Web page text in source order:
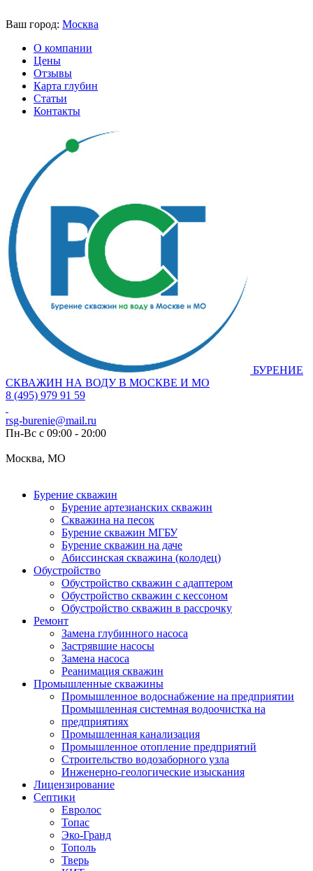
Ваш город: Москва
О компании
Цены
Отзывы
Карта глубин
Статьи
Контакты
БУРЕНИЕ
СКВАЖИН НА ВОДУ В МОСКВЕ И МО
8 (495) 979 91 59
rsg-burenie@mail.ru
Пн-Вс с 09:00 - 20:00
Москва, МО
Бурение скважин
Бурение артезианских скважин
Скважина на песок
Бурение скважин МГБУ
Бурение скважин на даче
Абиссинская скважина (колодец)
Обустройство
Обустройство скважин с адаптером
Обустройство скважин с кессоном
Обустройство скважин в рассрочку
Ремонт
Замена глубинного насоса
Застрявшие насосы
Замена насоса
Реанимация скважин
Промышленные скважины
Промышленное водоснабжение на предприятии
Промышленная системная водоочистка на
предприятиях
Промышленная канализация
Промышленное отопление предприятий
Cтроительство водозаборного узла
Инженерно-геологические изыскания
Лицензирование
Септики
Евролос
Топас
Эко-Гранд
Тополь
Тверь